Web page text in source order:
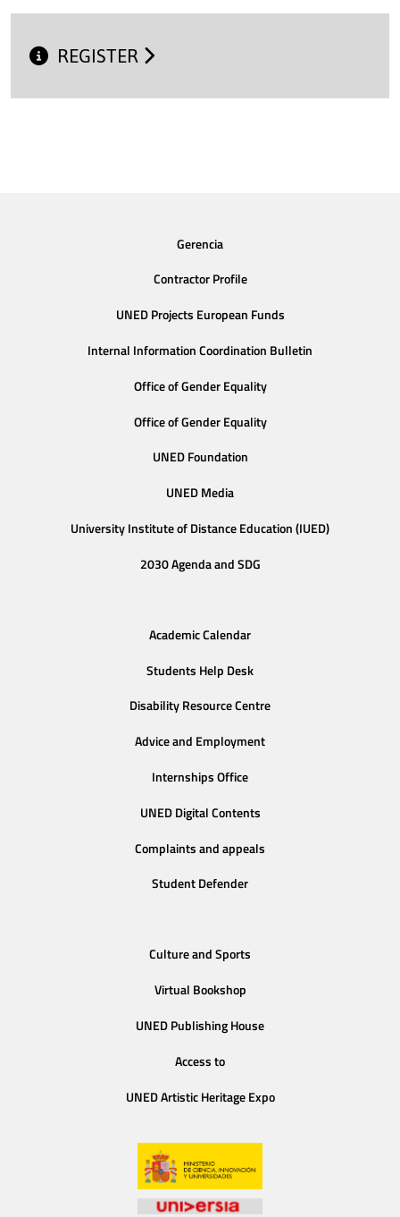
REGISTER
Gerencia
Contractor Profile
UNED Projects European Funds
Internal Information Coordination Bulletin
Office of Gender Equality
Office of Gender Equality
UNED Foundation
UNED Media
University Institute of Distance Education (IUED)
2030 Agenda and SDG
Academic Calendar
Students Help Desk
Disability Resource Centre
Advice and Employment
Internships Office
UNED Digital Contents
Complaints and appeals
Student Defender
Culture and Sports
Virtual Bookshop
UNED Publishing House
Access to
UNED Artistic Heritage Expo